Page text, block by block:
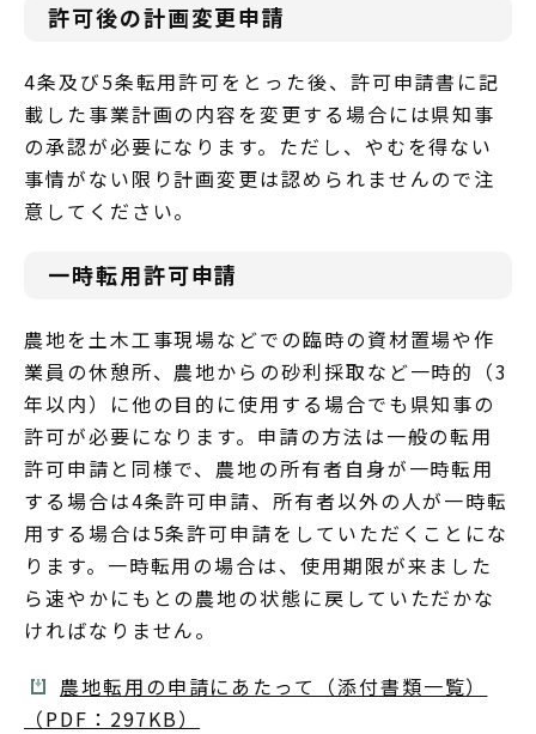
許可後の計画変更申請
4条及び5条転用許可をとった後、許可申請書に記
載した事業計画の内容を変更する場合には県知事
の承認が必要になります。ただし、やむを得ない
事情がない限り計画変更は認められませんので注
意してください。
一時転用許可申請
農地を土木工事現場などでの臨時の資材置場や作
業員の休憩所、農地からの砂利採取など一時的（3
年以内）に他の目的に使用する場合でも県知事の
許可が必要になります。申請の方法は一般の転用
許可申請と同様で、農地の所有者自身が一時転用
する場合は4条許可申請、所有者以外の人が一時転
用する場合は5条許可申請をしていただくことにな
ります。一時転用の場合は、使用期限が来ました
ら速やかにもとの農地の状態に戻していただかな
ければなりません。
農地転用の申請にあたって（添付書類一覧）
（PDF：297KB）